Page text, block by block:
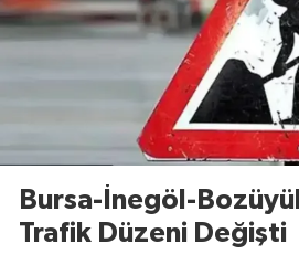
Bursa-İnegöl-
Trafik Düzeni Değişti